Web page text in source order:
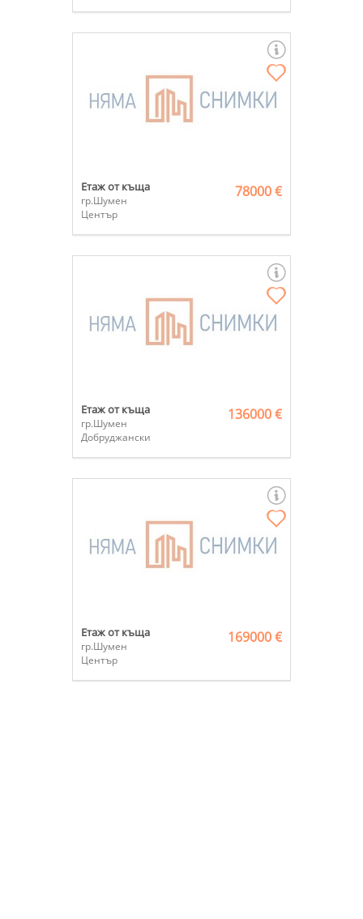
Етаж от къща
гр.Шумен
Център
78000 €
Етаж от къща
гр.Шумен
Добруджански
136000 €
Етаж от къща
гр.Шумен
Център
169000 €